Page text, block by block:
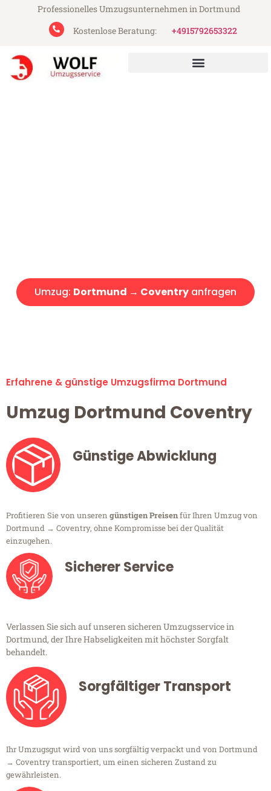
Professionelles Umzugsunternehmen in Dortmund
Kostenlose Beratung:
+4915792653322
Umzug: Dortmund → Coventry anfragen
Erfahrene & günstige Umzugsfirma Dortmund
Umzug Dortmund Coventry
Günstige Abwicklung
Profitieren Sie von unseren günstigen Preisenfür Ihren Umzug von
Dortmund → Coventry, ohne Kompromisse bei der Qualität
einzugehen.
Sicherer Service
Verlassen Sie sich auf unseren sicheren Umzugsservice in
Dortmund, der Ihre Habseligkeiten mit höchster Sorgfalt
behandelt.
Sorgfältiger Transport
Ihr Umzugsgut wird von uns sorgfältig verpackt und von Dortmund
→ Coventry transportiert, um einen sicheren Zustand zu
gewährleisten.